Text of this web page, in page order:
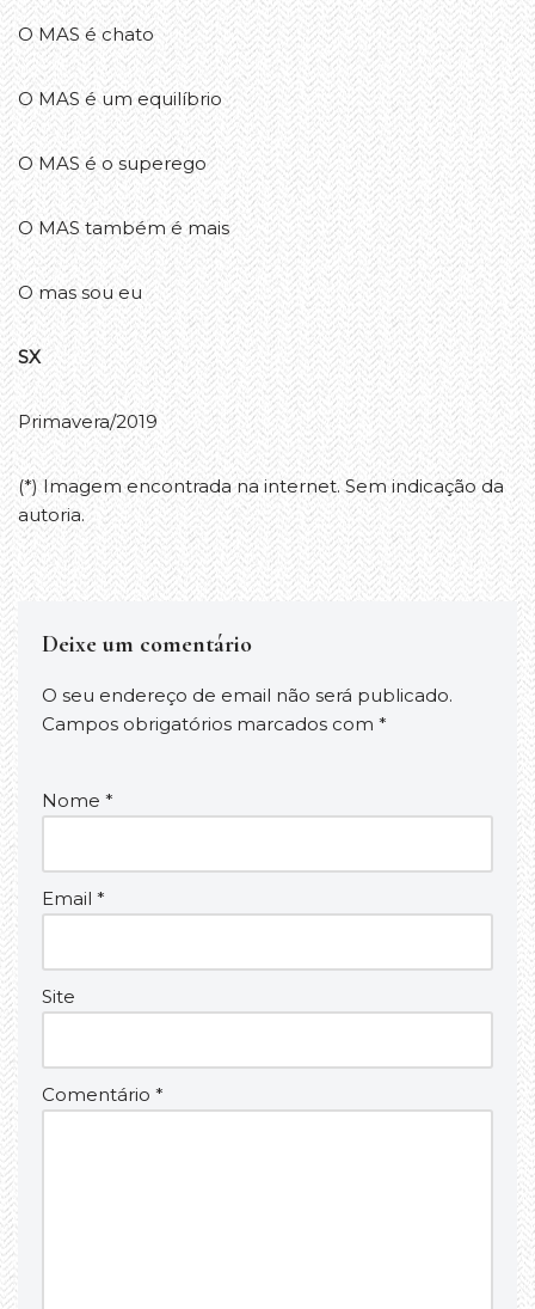
O MAS é chato
O MAS é um equilíbrio
O MAS é o superego
O MAS também é mais
O mas sou eu
SX
Primavera/2019
(*) Imagem encontrada na internet. Sem indicação da
autoria.
Deixe um comentário
O seu endereço de email não será publicado.
Campos obrigatórios marcados com *
Nome *
Email *
Site
Comentário *